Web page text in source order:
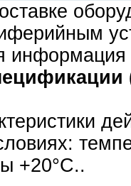
+20°С..